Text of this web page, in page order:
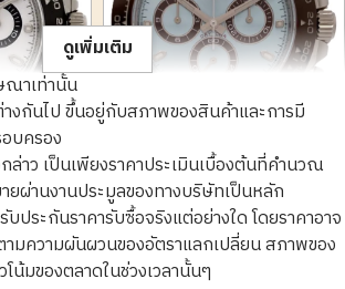
ช่วงแคมเปญพิเศษ!
Rolex Daytona 116506 Ice
Blue Dial
ราคารับซื้ออ้างอิง
THB 5,383,260.77
รับซื้อเมื่อ : สิงหาคม 2023
ดูเพิ่มเติม
ณาเท่านั้น
งกันไป ขึ้นอยู่กับสภาพของสินค้าและการมี
บครอง
ล่าว เป็นเพียงราคาประเมินเบื้องต้นที่คำนวณ
ยผ่านงานประมูลของทางบริษัทเป็นหลัก
บประกันราคารับซื้อจริงแต่อย่างใด โดยราคาอาจ
มความผันผวนของอัตราแลกเปลี่ยน สภาพของ
น้มของตลาดในช่วงเวลานั้นๆ